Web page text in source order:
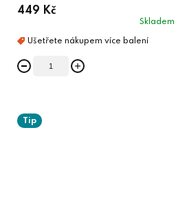
449 Kč
Skladem
Tip